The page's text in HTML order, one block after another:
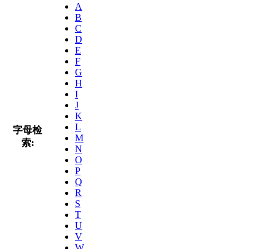
字母检
索:
A
B
C
D
E
F
G
H
I
J
K
L
M
N
O
P
Q
R
S
T
U
V